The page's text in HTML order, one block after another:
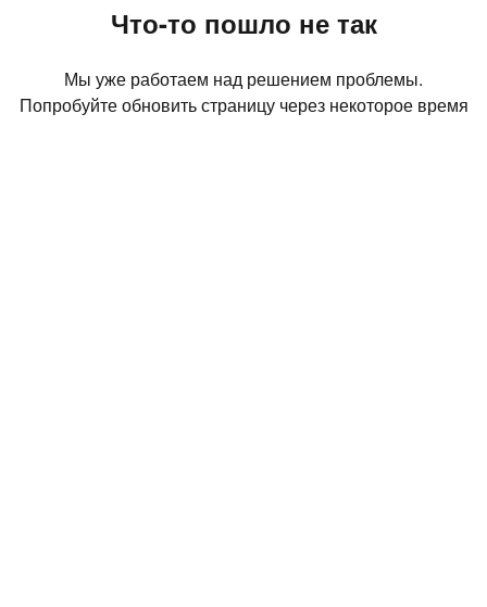
Что-то пошло не так
Мы уже работаем над решением проблемы.
Попробуйте обновить страницу через некоторое время